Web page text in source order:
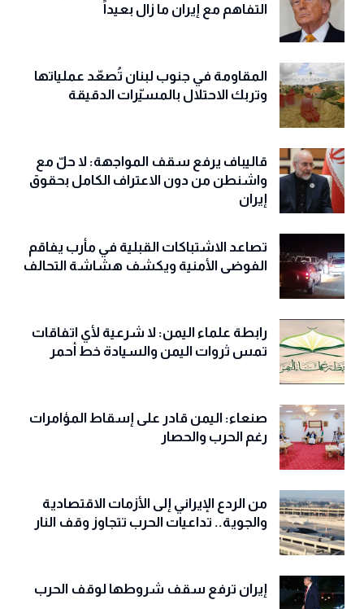
التفاهم مع إيران ما زال بعيداً
المقاومة في جنوب لبنان تُصعّد عملياتها
وتربك الاحتلال بالمسيّرات الدقيقة
قاليباف يرفع سقف المواجهة: لا حلّ مع
واشنطن من دون الاعتراف الكامل بحقوق
إيران
تصاعد الاشتباكات القبلية في مأرب يفاقم
الفوضى الأمنية ويكشف هشاشة التحالف
رابطة علماء اليمن: لا شرعية لأي اتفاقات
تمس ثروات اليمن والسيادة خط أحمر
صنعاء: اليمن قادر على إسقاط المؤامرات
رغم الحرب والحصار
من الردع الإيراني إلى الأزمات الاقتصادية
والجوية.. تداعيات الحرب تتجاوز وقف النار
إيران ترفع سقف شروطها لوقف الحرب